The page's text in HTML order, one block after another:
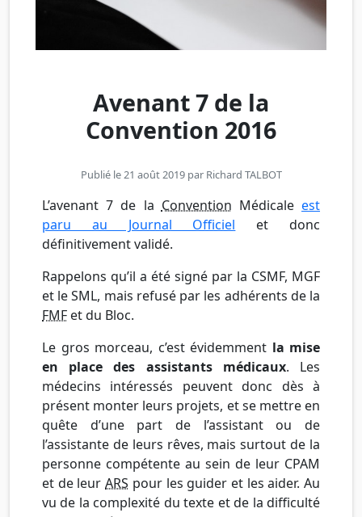
Avenant 7 de la
Convention 2016
Publié le 21 août 2019 par Richard TALBOT
L’avenant 7 de la Convention Médicaleest
paru au Journal Officiel et donc
définitivement validé.
Rappelons qu’il a été signé par la CSMF, MGF
et le SML, mais refusé par les adhérents de la
FMF et du Bloc.
Le gros morceau, c’est évidemment la mise
en place des assistants médicaux. Les
médecins intéressés peuvent donc dès à
présent monter leurs projets, et se mettre en
quête d’une part de l’assistant ou de
l’assistante de leurs rêves, mais surtout de la
personne compétente au sein de leur CPAM
et de leurARS pour les guider et les aider. Au
vu de la complexité du texte et de la difficulté